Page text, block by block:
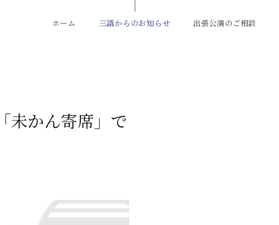
ホーム 三語からのお知らせ 出張公演のご相談
未かん寄席」で